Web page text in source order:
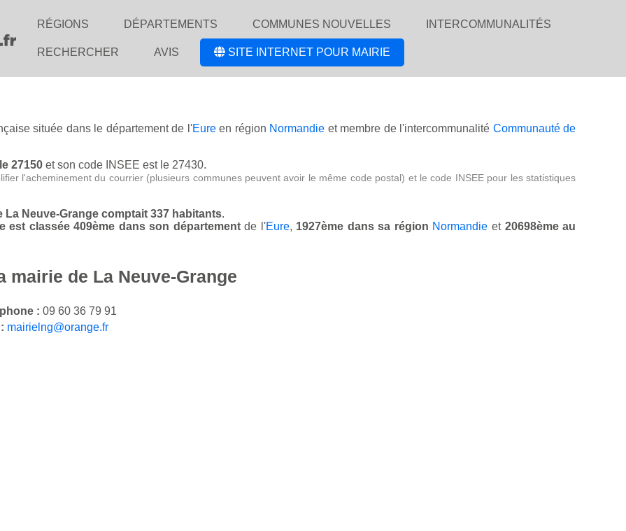
RÉGIONS DÉPARTEMENTS COMMUNES NOUVELLES INTERCOMMUNALITÉS
RECHERCHER AVIS SITE INTERNET POUR MAIRIE
située dans le département de l'Eureen région Normandie et membre de l'intercommunalité Communauté de
27150 et son code INSEE est le 27430.
l'acheminement du courrier (plusieurs communes peuvent avoir le même code postal) et le code INSEE pour les statistiques
La Neuve-Grange comptait 337 habitants.
est classée 409ème dans son départementde l'Eure, 1927ème dans sa région Normandie et 20698ème au
de La Neuve-Grange
: 09 60 36 79 91
mairielng@orange.fr